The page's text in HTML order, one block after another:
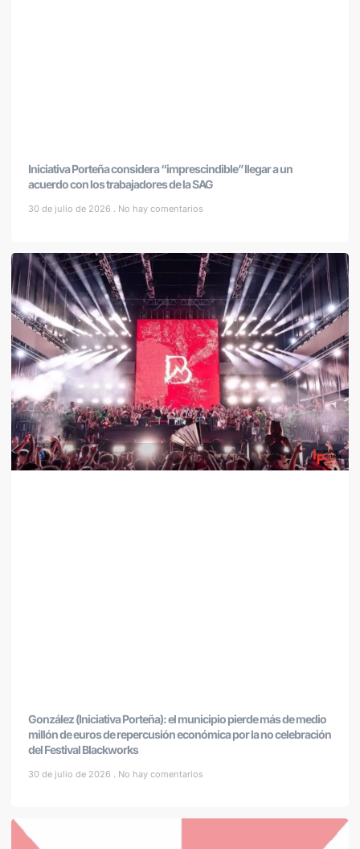
Iniciativa Porteña considera “imprescindible” llegar a un
acuerdo con los trabajadores de la SAG
30 de julio de 2026 No hay comentarios
González (Iniciativa Porteña): el municipio pierde más de medio
millón de euros de repercusión económica por la no celebración
del Festival Blackworks
30 de julio de 2026 No hay comentarios